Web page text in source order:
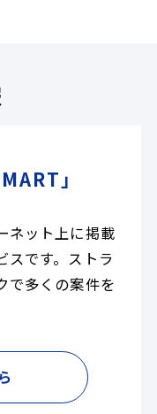
」
ネット上に掲載
スです。ストラ
で多くの案件を